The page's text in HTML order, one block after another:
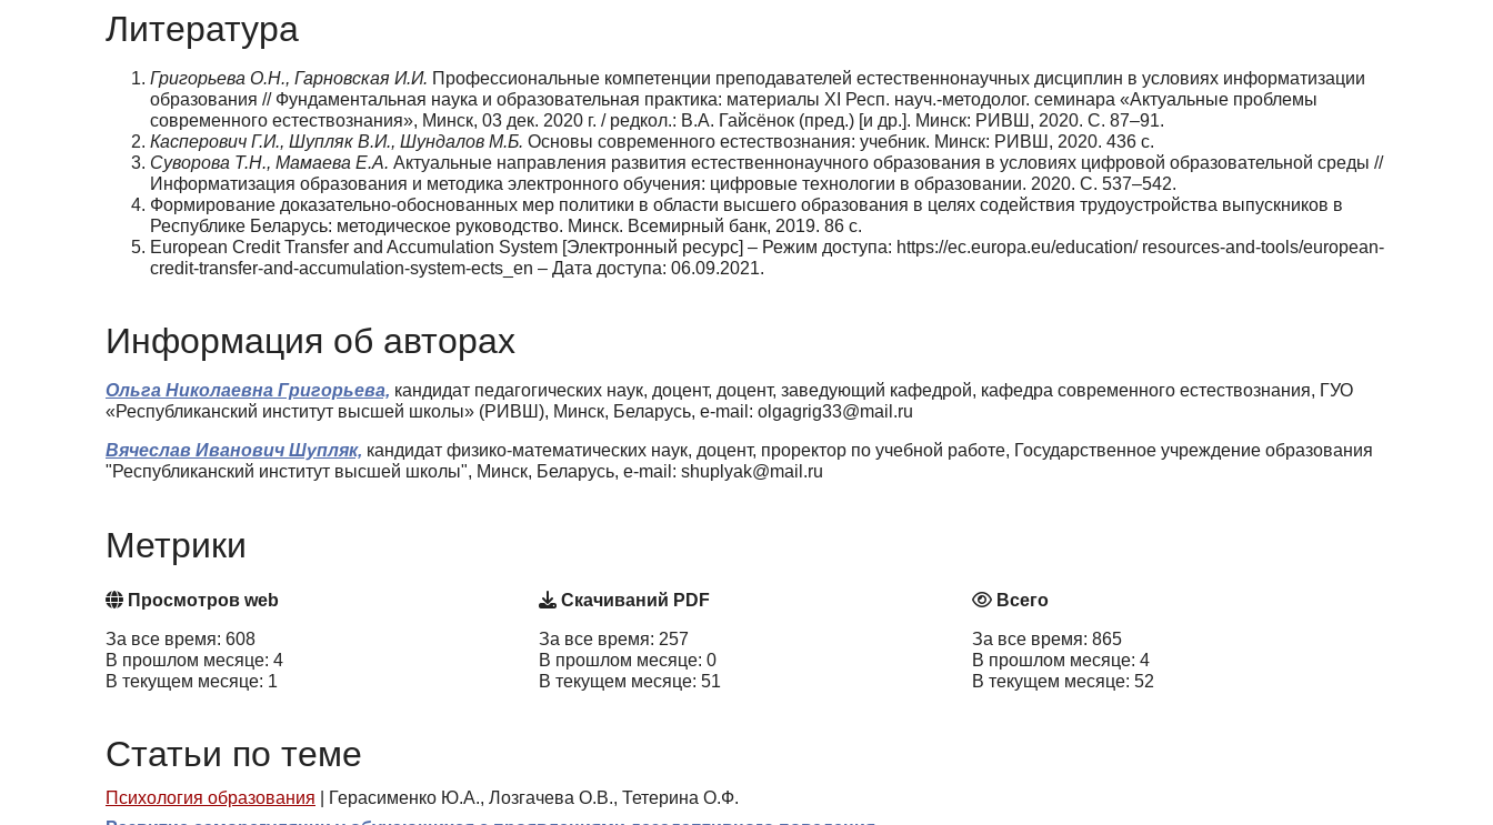
Литература
Григорьева О.Н., Гарновская И.И. Профессиональные компетен­ции преподавателей естественнонаучных дисциплин в условиях информатизации
образования // Фундаментальная наука и об­разовательная практика: материалы XI Респ. науч.-методолог. се­минара «Актуальные проблемы
современного естествознания», Минск, 03 дек. 2020 г. / редкол.: В.А. Гайсёнок (пред.) [и др.]. Минск: РИВШ, 2020. С. 87–91.
Касперович Г.И., Шупляк В.И., Шундалов М.Б. Основы современ­ного естествознания: учебник. Минск: РИВШ, 2020. 436 с.
Суворова Т.Н., Мамаева Е.А. Актуальные направления развития естественнонаучного образования в условиях цифровой образо­вательной среды //
Информатизация образования и методика электронного обучения: цифровые технологии в образовании. 2020. С. 537–542.
Формирование доказательно-обоснованных мер политики в об­ласти высшего образования в целях содействия трудоустройства выпускников в
Республике Беларусь: методическое руководство. Минск. Всемирный банк, 2019. 86 с.
European Credit Transfer and Accumulation System [Электрон­ный ресурс] – Режим доступа: https://ec.europa.eu/education/ resources-and-tools/european-
credit-transfer-and-accumulation-system-ects_en – Дата доступа: 06.09.2021.
Информация об авторах
Ольга Николаевна Григорьева, кандидат педагогических наук, доцент, доцент, заведующий кафедрой, кафедра современного естествознания, ГУО
«Республиканский институт высшей школы» (РИВШ), Минск, Беларусь, e-mail: olgagrig33@mail.ru
Вячеслав Иванович Шупляк, кандидат физико-математических наук, доцент, проректор по учебной работе, Государственное учреждение образования
"Республиканский институт высшей школы", Минск, Беларусь, e-mail: shuplyak@mail.ru
Метрики
Просмотров web
За все время: 608
В прошлом месяце: 4
В текущем месяце: 1
Скачиваний PDF
За все время: 257
В прошлом месяце: 0
В текущем месяце: 51
Всего
За все время: 865
В прошлом месяце: 4
В текущем месяце: 52
Статьи по теме
Психология образования
Герасименко Ю.А., Лозгачева О.В., Тетерина О.Ф.